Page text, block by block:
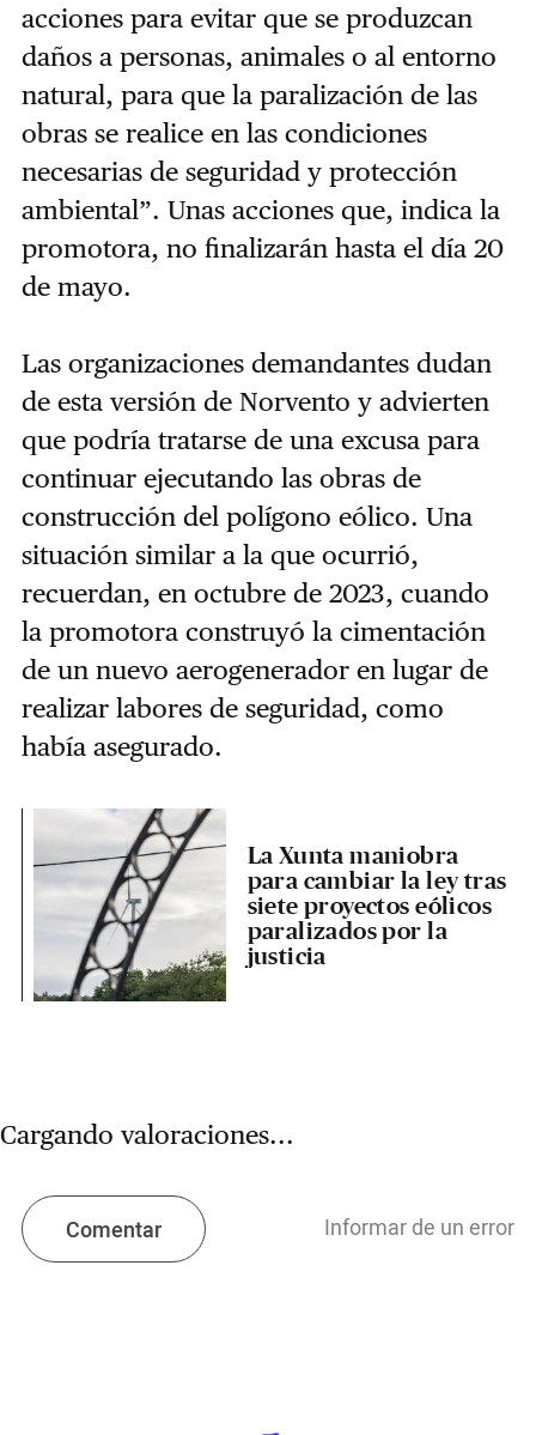
acciones para evitar que se produzcan
daños a personas, animales o al entorno
natural, para que la paralización de las
obras se realice en las condiciones
necesarias de seguridad y protección
ambiental”. Unas acciones que, indica la
promotora, no finalizarán hasta el día 20
de mayo.
Las organizaciones demandantes dudan
de esta versión de Norvento y advierten
que podría tratarse de una excusa para
continuar ejecutando las obras de
construcción del polígono eólico. Una
situación similar a la que ocurrió,
recuerdan, en octubre de 2023, cuando
la promotora construyó la cimentación
de un nuevo aerogenerador en lugar de
realizar labores de seguridad, como
había asegurado.
La Xunta maniobra
para cambiar la ley tras
siete proyectos eólicos
paralizados por la
justicia
Cargando valoraciones...
Comentar Informar de un error